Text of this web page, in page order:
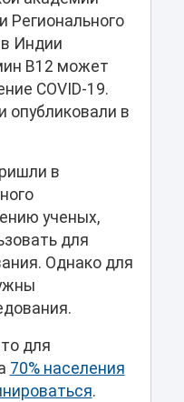
Регионального
Индии
B12 может
COVID-19.
опубликовали в
в
ученых,
для
Однако для
для
70% населения
.